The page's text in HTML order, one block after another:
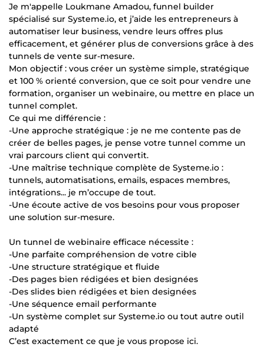
Je m'appelle Loukmane Amadou, funnel builder
spécialisé sur Systeme.io, et j’aide les entrepreneurs à
automatiser leur business, vendre leurs offres plus
efficacement, et générer plus de conversions grâce à des
tunnels de vente sur-mesure.
Mon objectif : vous créer un système simple, stratégique
et 100 % orienté conversion, que ce soit pour vendre une
formation, organiser un webinaire, ou mettre en place un
tunnel complet.
Ce qui me différencie :
-Une approche stratégique : je ne me contente pas de
créer de belles pages, je pense votre tunnel comme un
vrai parcours client qui convertit.
-Une maîtrise technique complète de Systeme.io :
tunnels, automatisations, emails, espaces membres,
intégrations... je m’occupe de tout.
-Une écoute active de vos besoins pour vous proposer
une solution sur-mesure.
Un tunnel de webinaire efficace nécessite :
-Une parfaite compréhension de votre cible
-Une structure stratégique et fluide
-Des pages bien rédigées et bien designées
-Des slides bien rédigées et bien designées
-Une séquence email performante
-Un système complet sur Systeme.io ou tout autre outil
adapté
C’est exactement ce que je vous propose ici.